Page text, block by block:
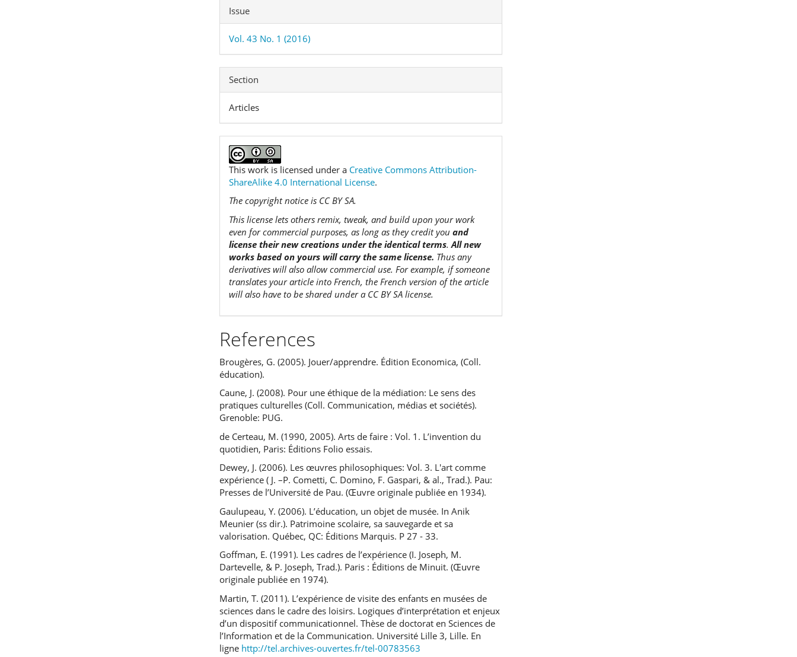
Issue
Vol. 43 No. 1 (2016)
Section
Articles
This work is licensed under a Creative Commons Attribution-
ShareAlike 4.0 International License.
The copyright notice is CC BY SA.
This license lets others remix, tweak, and build upon your work
even for commercial purposes, as long as they credit youand
license their new creations under the identical terms.All new
works based on yours will carry the same license. Thus any
derivatives will also allow commercial use. For example, if someone
translates your article into French, the French version of the article
will also have to be shared under a CC BY SA license.
References
Brougères, G. (2005). Jouer/apprendre. Édition Economica, (Coll.
éducation).
Caune, J. (2008). Pour une éthique de la médiation: Le sens des
pratiques culturelles (Coll. Communication, médias et sociétés).
Grenoble: PUG.
de Certeau, M. (1990, 2005). Arts de faire : Vol. 1. L’invention du
quotidien, Paris: Éditions Folio essais.
Dewey, J. (2006). Les œuvres philosophiques: Vol. 3. L'art comme
expérience ( J. –P. Cometti, C. Domino, F. Gaspari, & al., Trad.). Pau:
Presses de l’Université de Pau. (Œuvre originale publiée en 1934).
Gaulupeau, Y. (2006). L’éducation, un objet de musée. In Anik
Meunier (ss dir.). Patrimoine scolaire, sa sauvegarde et sa
valorisation. Québec, QC: Éditions Marquis. P 27 - 33.
Goffman, E. (1991). Les cadres de l’expérience (I. Joseph, M.
Dartevelle, & P. Joseph, Trad.). Paris : Éditions de Minuit. (Œuvre
originale publiée en 1974).
Martin, T. (2011). L’expérience de visite des enfants en musées de
sciences dans le cadre des loisirs. Logiques d’interprétation et enjeux
d’un dispositif communicationnel. Thèse de doctorat en Sciences de
l’Information et de la Communication. Université Lille 3, Lille. En
ligne http://tel.archives-ouvertes.fr/tel-00783563